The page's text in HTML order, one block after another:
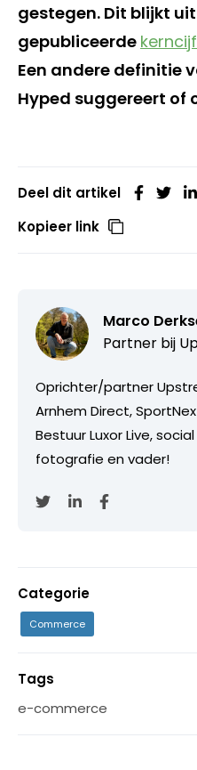
gestegen. Dit blijkt
gepubliceerde
Een andere definitie
Hyped suggereert of
Deel dit artikel
Kopieer link
Marco
Partner bij
Oprichter/partner
Arnhem Direct,
Bestuur Luxor Live,
fotografie en vader!
Categorie
Commerce
Tags
e-commerce